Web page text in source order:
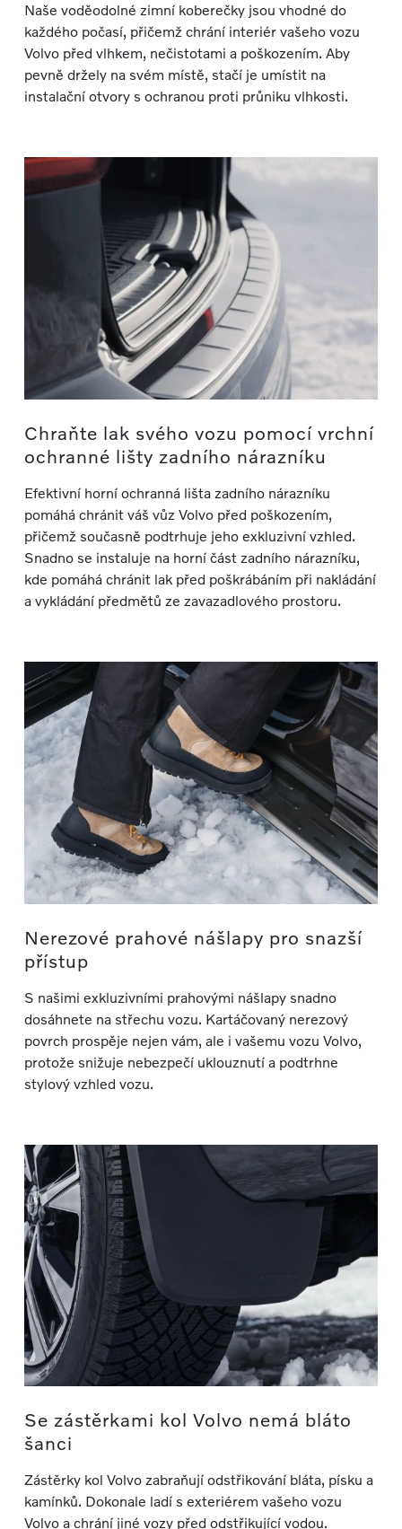
Naše voděodolné zimní koberečky jsou vhodné do
každého počasí, přičemž chrání interiér vašeho vozu
Volvo před vlhkem, nečistotami a poškozením. Aby
pevně držely na svém místě, stačí je umístit na
instalační otvory s ochranou proti průniku vlhkosti.
Chraňte lak svého vozu pomocí vrchní
ochranné lišty zadního nárazníku
Efektivní horní ochranná lišta zadního nárazníku
pomáhá chránit váš vůz Volvo před poškozením,
přičemž současně podtrhuje jeho exkluzivní vzhled.
Snadno se instaluje na horní část zadního nárazníku,
kde pomáhá chránit lak před poškrábáním při nakládání
a vykládání předmětů ze zavazadlového prostoru.
Nerezové prahové nášlapy pro snazší
přístup
S našimi exkluzivními prahovými nášlapy snadno
dosáhnete na střechu vozu. Kartáčovaný nerezový
povrch prospěje nejen vám, ale i vašemu vozu Volvo,
protože snižuje nebezpečí uklouznutí a podtrhne
stylový vzhled vozu.
Se zástěrkami kol Volvo nemá bláto
šanci
Zástěrky kol Volvo zabraňují odstřikování bláta, písku a
kamínků. Dokonale ladí s exteriérem vašeho vozu
Volvo a chrání jiné vozy před odstřikující vodou.